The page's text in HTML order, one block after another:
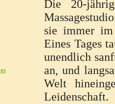
Die 20-
sie immer im
Eines Tages
unendlich
an, und
Welt
Leidenschaft.